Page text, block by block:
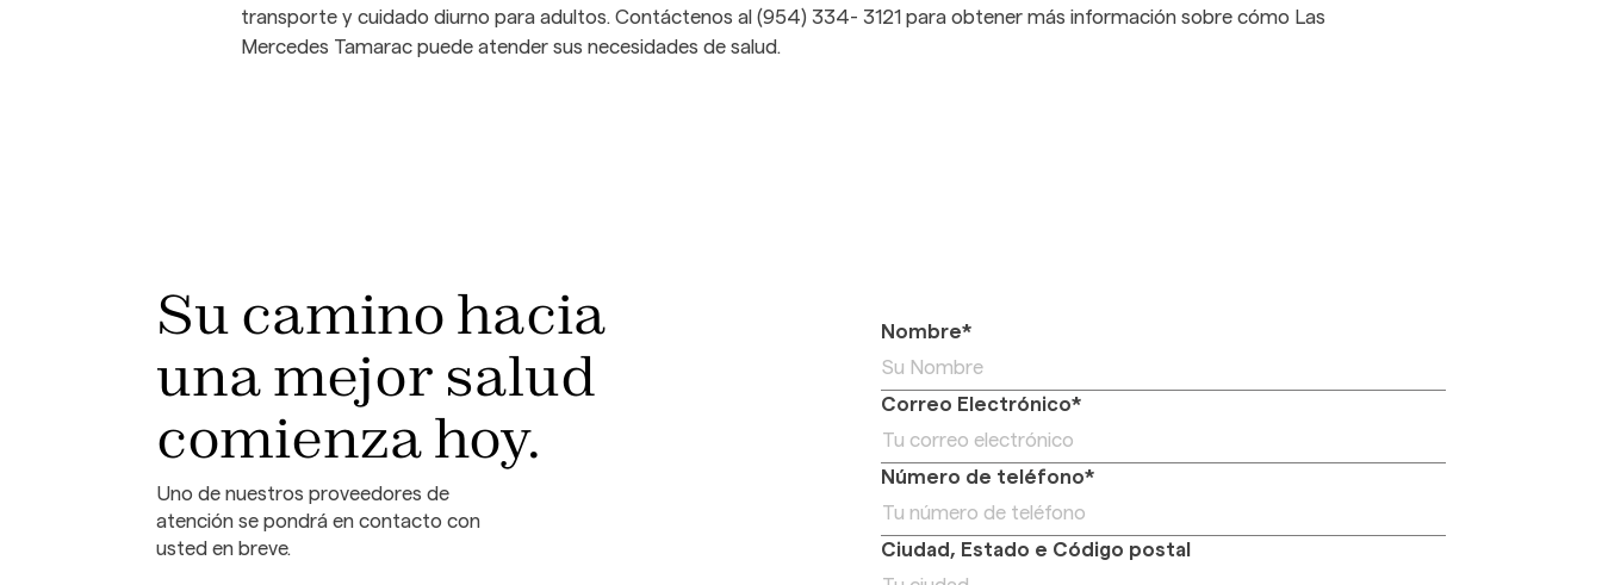
transporte y cuidado diurno para adultos. Contáctenos al (954) 334- 3121 para obtener más información sobre cómo Las
Mercedes Tamarac puede atender sus necesidades de salud.
Su camino hacia
una mejor salud
comienza hoy.
Uno de nuestros proveedores de
atención se pondrá en contacto con
usted en breve.
Nombre*
Correo Electrónico*
Número de teléfono*
Ciudad, Estado e Código postal